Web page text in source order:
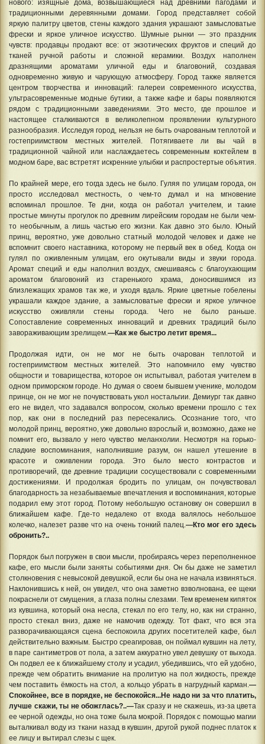
нового: изящные дома, возвышающиеся над древними пагодами и
традиционными деревянными домами. Город представляет собой
яркую палитру цветов, стены каждого здания украшают замысловатые
фрески и яркое уличное искусство. Шумные рынки — это праздник
чувств: продавцы продают все: от экзотических фруктов и специй до
тканей ручной работы и сложной керамики. Воздух наполнен
дразнящими ароматами уличной еды и благовоний, создавая
одновременно живую и чарующую атмосферу. Город также является
центром творчества и инноваций: галереи современного искусства,
ультрасовременные модные бутики, а также кафе и бары появляются
рядом с традиционными заведениями. Это место, где прошлое и
настоящее сталкиваются в великолепном проявлении культурного
разнообразия. Исследуя город, нельзя не быть очарованым теплотой и
гостеприимством местных жителей. Потягиваете ли вы чай в
традиционной чайной или наслаждаетесь современным коктейлем в
модном баре, вас встретят искренние улыбки и распростертые объятия.
По крайней мере, его тогда здесь не было. Гуляя по улицам города, он
просто исследовал местность, о чем-то думал и на мгновение
вспоминал прошлое. Те дни, когда он работал учителем, и такие
простые минуты прогулок по древним лирейским городам не были чем-
то необычным, а лишь частью его жизни. Как давно это было. Юный
принц, вероятно, уже довольно статный молодой человек и даже не
вспомнит своего наставника, которому не первый век в обед. Когда он
гулял по оживленным улицам, его окутывали виды и звуки города.
Аромат специй и еды наполнил воздух, смешиваясь с благоухающим
ароматом благовоний из старенького храма, доносившимся из
близлежащих храмов так же, и уходя вдаль. Яркие цветные гобелены
украшали каждое здание, а замысловатые фрески и яркое уличное
искусство оживляли стены города. Чего не было раньше.
Сопоставление современных инноваций и древних традиций было
завораживающим зрелищем. —Как же быстро летит время...
Продолжая идти, он не мог не быть очарован теплотой и
гостеприимством местных жителей. Это напомнило ему чувство
общности и товарищества, которое он испытывал, работая учителем в
одном приморском городе. Но думая о своем бывшем ученике, молодом
принце, он не мог не почувствовать укол ностальгии. Демиург так давно
его не видел, что задавался вопросом, сколько времени прошло с тех
пор, как они в последний раз пересекались. Осознание того, что
молодой принц, вероятно, уже довольно взрослый и, возможно, даже не
помнит его, вызвало у него чувство меланхолии. Несмотря на горько-
сладкие воспоминания, наполнившие разум, он нашел утешение в
красоте и оживлении города. Это было место контрастов и
противоречий, где древние традиции сосуществовали с современными
достижениями. И продолжая бродить по улицам, он почувствовал
благодарность за незабываемые впечатления и воспоминания, которые
подарил ему этот город. Потому небольшую остановку он совершил в
ближайшем кафе. Где-то недалеко от входа валялось небольшое
колечко, налезет разве что на очень тонкий палец. —Кто мог его здесь
обронить?..
Порядок был погружен в свои мысли, пробираясь через переполненное
кафе, его мысли были заняты событиями дня. Он бы даже не заметил
столкновения с невысокой девушкой, если бы она не начала извиняться.
Наклонившись к ней, он увидел, что она заметно взволнована, ее щеки
покраснели от смущения, а глаза полны слезами. Тем временем кипяток
из кувшина, который она несла, стекал по его телу, но, как ни странно,
просто стекал вниз, даже не намочив одежду. Тот факт, что вся эта
разворачивающаяся сцена беспокоила других посетителей кафе, был
действительно важным. Быстро среагировав, он поймал кувшин на лету,
в паре сантиметров от пола, а затем аккуратно увел девушку от выхода.
Он подвел ее к ближайшему столу и усадил, убедившись, что ей удобно,
прежде чем обратить внимание на пролитую на пол жидкость, прежде
чем поставить ёмкость на стол, а кольцо убрать в нагрудный карман. —
Спокойнее, все в порядке, не беспокойся...Не надо ни за что платить,
лучше скажи, ты не обожглась?..—Так сразу и не скажешь, из-за цвета
ее черной одежды, но она тоже была мокрой. Порядок с помощью магии
выталкивал воду из ткани назад в кувшин, другой рукой поднес платок к
ее лицу и вытирал слезы с щек.